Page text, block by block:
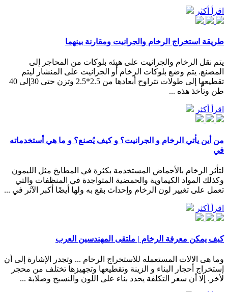
اقرأ أكثر
طريقة استخراج الرخام والجرانيت ومقارنة بينهما
يتم نقل الرخام والجرانيت على هيئه بلوكات من المحاجر إلى
المصنع. يتم وضع بلوكات الرخام أو الجرانيت على المنشار ليتم
تقطيعها إلى طولات تتراوح أبعادها من 2.5*2.5 وتزن حتى 30إلى 40
طن وتأخذ هذه ...
اقرأ أكثر
من أين يأتي الرخام و الجرانيت؟ و كيف يُصنع؟ و ما هي أستخدماته
في
لتأثر الرخام بالأحماض المستخدمة بكثرة في المطابخ مثل الليمون
وكذلك المواد الكيماوية والحمضية المتواجدة في المنظفات والتي
تعمل على تغيير لون الرخام وإحداث بقع به ولها أيضًا أكبر الآثر في ...
اقرأ أكثر
كيف يمكن معرفة الرخام | ملتقى المهندسين العرب
وما هى الالات المستعمله للاستخراج الرخام ... وتجدر الإشارة إلى أن
إستخراج أحجار البناء و الزينة وتقطيعها وتجهيزها تختلف من محجر
لأخر. إلا أن سعر التكلفة يحدد بناء على اللون والنسيج وصلابة ...